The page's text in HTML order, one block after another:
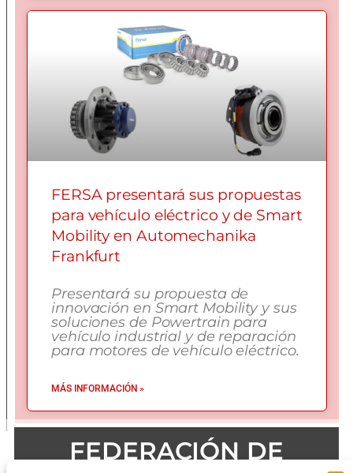
FERSA presentará sus propuestas
para vehículo eléctrico y de Smart
Mobility en Automechanika
Frankfurt
Presentará su propuesta de
innovación en Smart Mobility y sus
soluciones de Powertrain para
vehículo industrial y de reparación
para motores de vehículo eléctrico.
MÁS INFORMACIÓN »
FEDERACIÓN DE